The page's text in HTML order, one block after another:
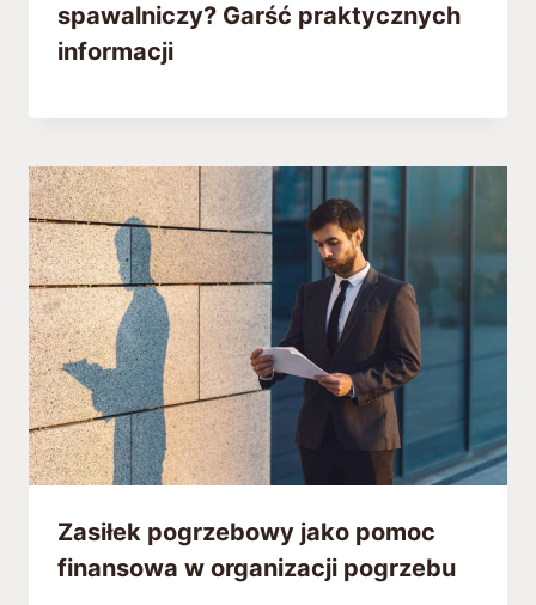
spawalniczy? Garść praktycznych
informacji
Zasiłek pogrzebowy jako pomoc
finansowa w organizacji pogrzebu